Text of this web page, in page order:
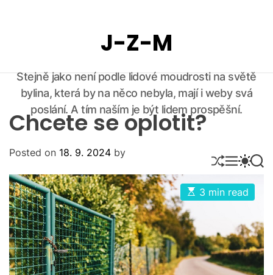
J-Z-M
Stejně jako není podle lidové moudrosti na světě
bylina, která by na něco nebyla, mají i weby svá
poslání. A tím naším je být lidem prospěšní.
S
H
U
F
F
M
E
N
U
S
W
I
T
C
C
O
L
O
R
S
E
A
C
Chcete se oplotit?
Posted on 18. 9. 2024 by
E
s
t
i
m
a
t
e
3 min read